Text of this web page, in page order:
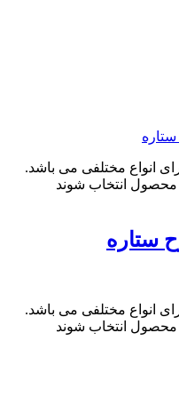
می باشد.
شوند
می باشد.
شوند